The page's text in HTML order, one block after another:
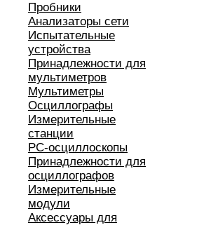
Пробники
Анализаторы сети
Испытательные
устройства
Принадлежности для
мультиметров
Мультиметры
Осциллографы
Измерительные
станции
РС-осциллоскопы
Принадлежности для
осциллографов
Измерительные
модули
Аксессуары для